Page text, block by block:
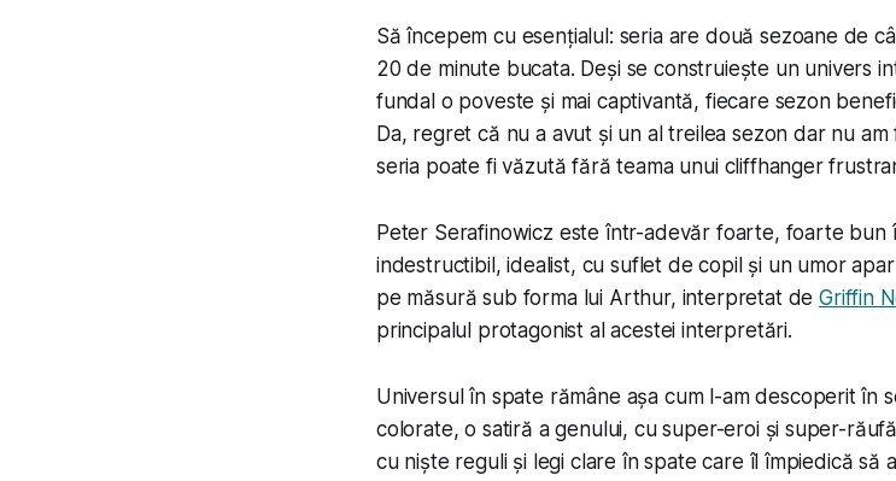
Să începem cu esențialul: seria are două sezoane de
20 de minute bucata. Deși se construiește un univers
fundal o poveste și mai captivantă, fiecare sezon
Da, regret că nu a avut și un al treilea sezon dar nu
seria poate fi văzută fără teama unui cliffhanger
Peter Serafinowicz este într-adevăr foarte, foarte bun
indestructibil, idealist, cu suflet de copil și un umor
pe măsură sub forma lui Arthur, interpretat deGriffin
principalul protagonist al acestei interpretări.
Universul în spate rămâne așa cum l-am descoperit în
colorate, o satiră a genului, cu super-eroi și super-
cu niște reguli și legi clare în spate care îl împiedică să